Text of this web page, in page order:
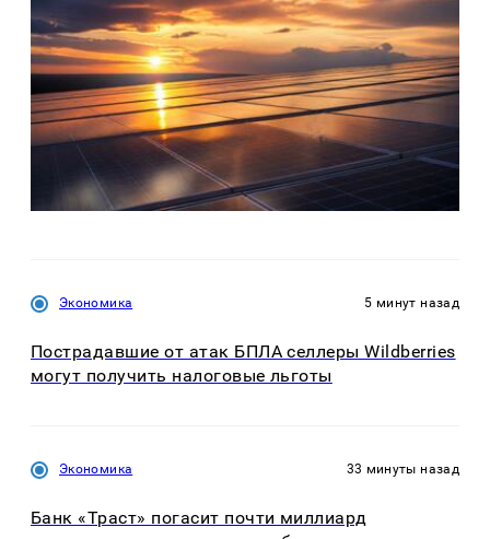
Экономика 5 минут назад
Пострадавшие от атак БПЛА селлеры Wildberries
могут получить налоговые льготы
Экономика 33 минуты назад
Банк «Траст» погасит почти миллиард